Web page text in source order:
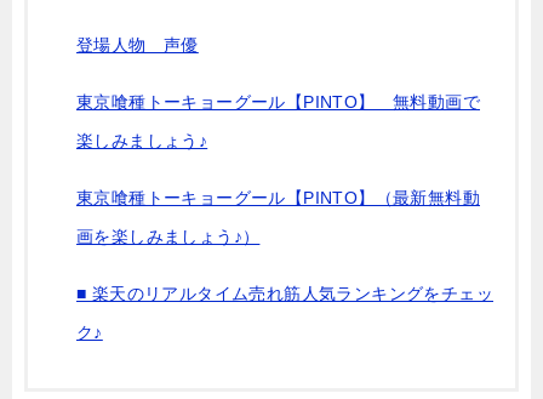
登場人物 声優
東京喰種トーキョーグール【PINTO】 無料動画で
楽しみましょう♪
東京喰種トーキョーグール【PINTO】（最新無料動
画を楽しみましょう♪）
■ 楽天のリアルタイム売れ筋人気ランキングをチェッ
ク♪